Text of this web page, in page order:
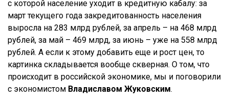
с которой население уходит в кредитную кабалу: за
март текущего года закредитованность населения
выросла на 283 млрд рублей, за апрель – на 468 млрд
рублей, за май – 469 млрд, за июнь – уже на 558 млрд
рублей. А если к этому добавить еще и рост цен, то
картинка складывается вообще скверная. О том, что
происходит в российской экономике, мы и поговорили
с экономистом Владиславом Жуковским.